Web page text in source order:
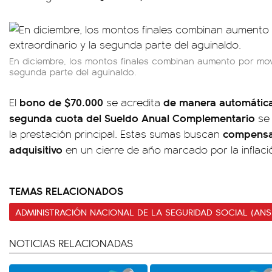
En diciembre, los montos finales combinan aumento por
segunda parte del aguinaldo.
El bono de $70.000 se acredita de manera
segunda cuota del Sueldo Anual Complementario
la prestación principal. Estas sumas buscan
adquisitivo en un cierre de año marcado por la
TEMAS RELACIONADOS
ADMINISTRACIÓN NACIONAL DE LA SEGURIDAD SOCIAL
NOTICIAS RELACIONADAS